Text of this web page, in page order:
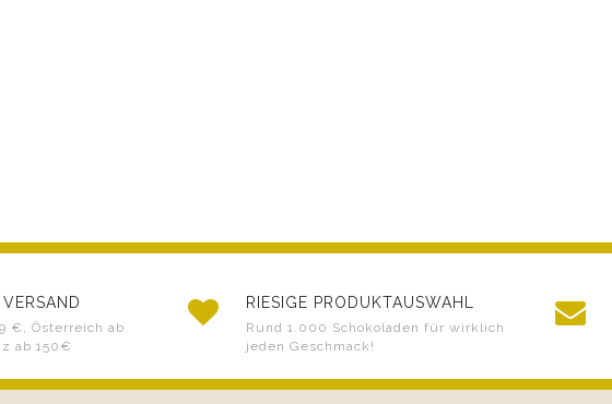
€, Österreich ab
ab 150€
RIESIGE PRODUKTAUSWAHL
Rund 1.000 Schokoladen für wirklich
jeden Geschmack!